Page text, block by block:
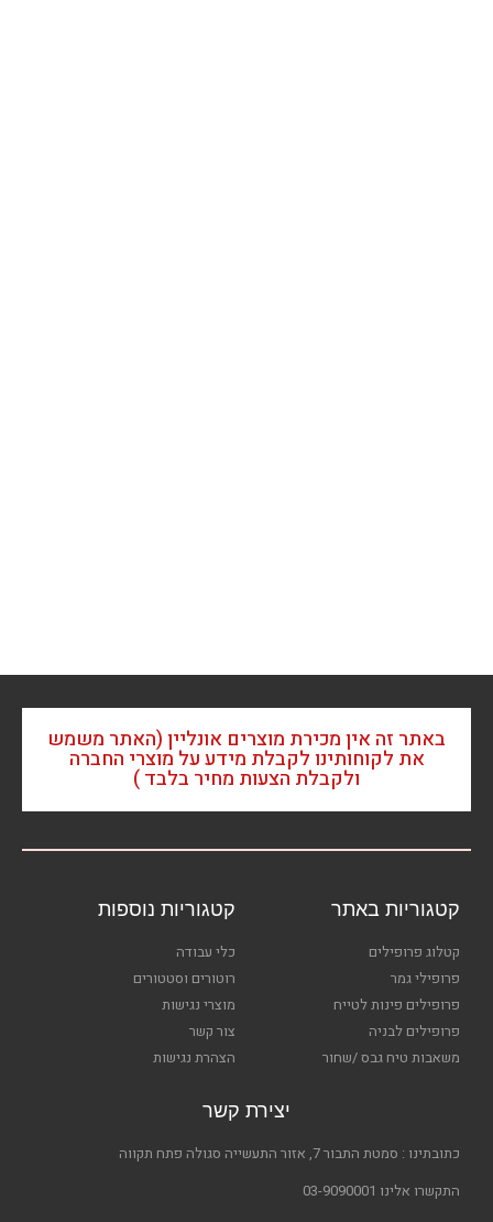
באתר זה אין מכירת מוצרים אונליין (האתר משמש
את לקוחותינו לקבלת מידע על מוצרי החברה
ולקבלת הצעות מחיר בלבד )
קטגוריות באתר
קטלוג פרופילים
פרופילי גמר
פרופילים פינות לטייח
פרופילים לבניה
משאבות טיח גבס /שחור
קטגוריות נוספות
כלי עבודה
רוטורים וסטטורים
מוצרי נגישות
צור קשר
הצהרת נגישות
יצירת קשר
כתובתינו : סמטת התבור 7, אזור התעשייה סגולה פתח תקווה
התקשרו אלינו 03-9090001